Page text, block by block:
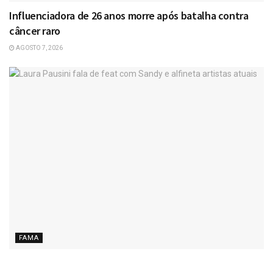
Influenciadora de 26 anos morre após batalha contra
câncer raro
AGOSTO 7, 2026
FAMA